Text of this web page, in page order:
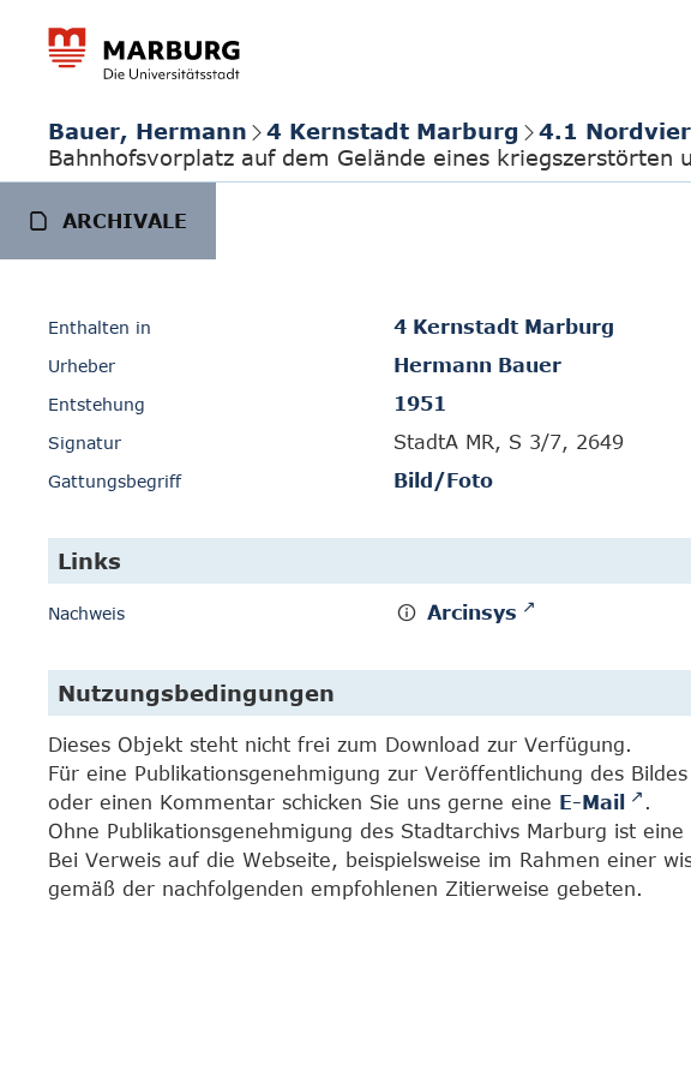
Bauer, Hermann 4 Kernstadt Marburg 4.1
Bahnhofsvorplatz auf dem Gelände eines kriegszerstörten
ARCHIVALE
Enthalten in 4 Kernstadt Marburg
Urheber Hermann Bauer
Entstehung 1951
Signatur StadtA MR, S 3/7, 2649
Gattungsbegriff Bild/Foto
Links
Nachweis Arcinsys
Nutzungsbedingungen
Dieses Objekt steht nicht frei zum Download zur Verfügung.
Für eine Publikationsgenehmigung zur Veröffentlichung des
oder einen Kommentar schicken Sie uns gerne eine E-Mail
.
Ohne Publikationsgenehmigung des Stadtarchivs Marburg ist
Bei Verweis auf die Webseite, beispielsweise im Rahmen einer
gemäß der nachfolgenden empfohlenen Zitierweise gebeten.